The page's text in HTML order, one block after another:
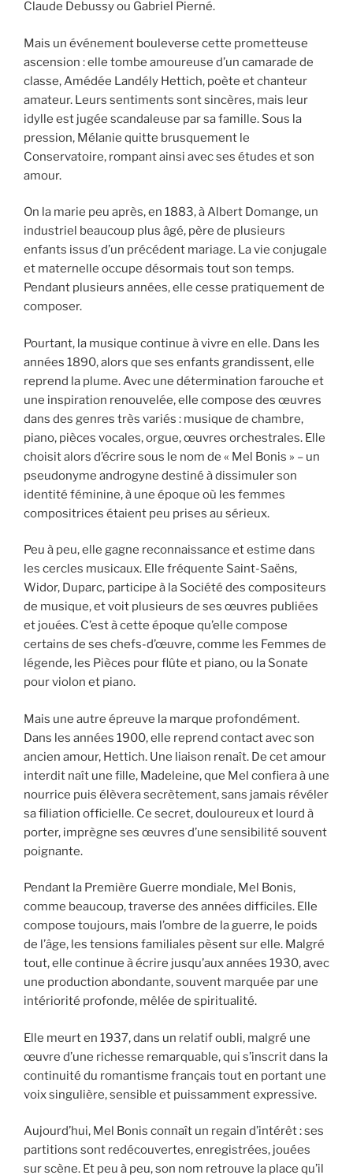
Claude Debussy ou Gabriel Pierné.
Mais un événement bouleverse cette prometteuse
ascension : elle tombe amoureuse d’un camarade de
classe, Amédée Landély Hettich, poète et chanteur
amateur. Leurs sentiments sont sincères, mais leur
idylle est jugée scandaleuse par sa famille. Sous la
pression, Mélanie quitte brusquement le
Conservatoire, rompant ainsi avec ses études et son
amour.
On la marie peu après, en 1883, à Albert Domange, un
industriel beaucoup plus âgé, père de plusieurs
enfants issus d’un précédent mariage. La vie conjugale
et maternelle occupe désormais tout son temps.
Pendant plusieurs années, elle cesse pratiquement de
composer.
Pourtant, la musique continue à vivre en elle. Dans les
années 1890, alors que ses enfants grandissent, elle
reprend la plume. Avec une détermination farouche et
une inspiration renouvelée, elle compose des œuvres
dans des genres très variés : musique de chambre,
piano, pièces vocales, orgue, œuvres orchestrales. Elle
choisit alors d’écrire sous le nom de « Mel Bonis » – un
pseudonyme androgyne destiné à dissimuler son
identité féminine, à une époque où les femmes
compositrices étaient peu prises au sérieux.
Peu à peu, elle gagne reconnaissance et estime dans
les cercles musicaux. Elle fréquente Saint-Saëns,
Widor, Duparc, participe à la Société des compositeurs
de musique, et voit plusieurs de ses œuvres publiées
et jouées. C’est à cette époque qu’elle compose
certains de ses chefs-d’œuvre, comme les Femmes de
légende, les Pièces pour flûte et piano, ou la Sonate
pour violon et piano.
Mais une autre épreuve la marque profondément.
Dans les années 1900, elle reprend contact avec son
ancien amour, Hettich. Une liaison renaît. De cet amour
interdit naît une fille, Madeleine, que Mel confiera à une
nourrice puis élèvera secrètement, sans jamais révéler
sa filiation officielle. Ce secret, douloureux et lourd à
porter, imprègne ses œuvres d’une sensibilité souvent
poignante.
Pendant la Première Guerre mondiale, Mel Bonis,
comme beaucoup, traverse des années difficiles. Elle
compose toujours, mais l’ombre de la guerre, le poids
de l’âge, les tensions familiales pèsent sur elle. Malgré
tout, elle continue à écrire jusqu’aux années 1930, avec
une production abondante, souvent marquée par une
intériorité profonde, mêlée de spiritualité.
Elle meurt en 1937, dans un relatif oubli, malgré une
œuvre d’une richesse remarquable, qui s’inscrit dans la
continuité du romantisme français tout en portant une
voix singulière, sensible et puissamment expressive.
Aujourd’hui, Mel Bonis connaît un regain d’intérêt : ses
partitions sont redécouvertes, enregistrées, jouées
sur scène. Et peu à peu, son nom retrouve la place qu’il